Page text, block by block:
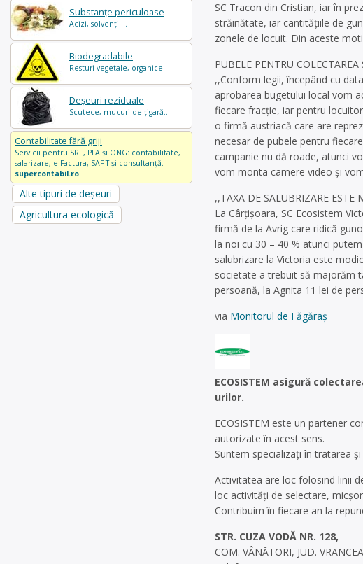
Substanțe periculoase
Acizi, solvenți ...
Biodegradabile
Resturi vegetale, organice..
Deșeuri reziduale
Scutece, mucuri de țigară..
Contabilitate fără griji
Servicii pentru SRL, PFA și ONG: contabilitate,
salarizare, e-Factura, SAF-T și consultanță.
supercontabil.ro
Alte tipuri de deșeuri
Agricultura ecologică
SC Tracon din Cristian, iar în
străinătate, iar cantităţiile de
zonele de locuit. Din aceste
PUBELE PENTRU COLECTAREA
,,Conform legii, începând cu
aprobarea bugetului local vom
fiecare fracţie, iar pentru
o firmă austriacă care are
necesar de pubele pentru
campanie nu dă roade, atunci
vom monta camere video şi
,,TAXA DE SALUBRIZARE ESTE
La Cârţişoara, SC Ecosistem
firmă de la Avrig care ridică
la noi cu 30 – 40 % atunci
salubrizare la Victoria este
societate a trebuit să majorăm
persoană, la Agnita 11 lei de
via Monitorul de Făgăraș
ECOSISTEM asigură
urilor.
ECOSISTEM este un partener
autorizate în acest sens.
Suntem specializați în tratarea
Activitatea are loc folosind linii
loc activități de selectare,
Contribuim în fiecare an la
STR. CUZA VODĂ NR. 128,
COM. VÂNĂTORI, JUD.